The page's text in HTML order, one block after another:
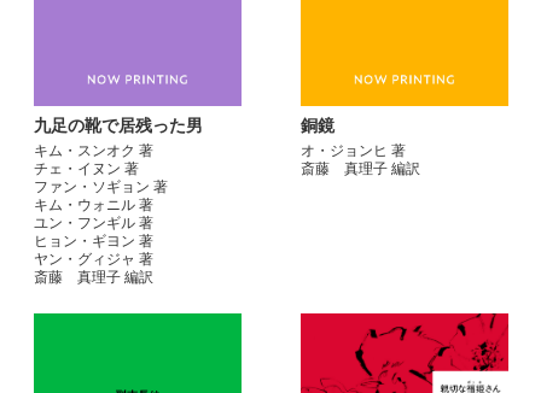
九足の靴で居残った男
キム・スンオク 著
チェ・イヌン 著
ファン・ソギョン 著
キム・ウォニル 著
ユン・フンギル 著
ヒョン・ギヨン 著
ヤン・グィジャ 著
斎藤 真理子 編訳
銅鏡
オ・ジョンヒ 著
斎藤 真理子 編訳